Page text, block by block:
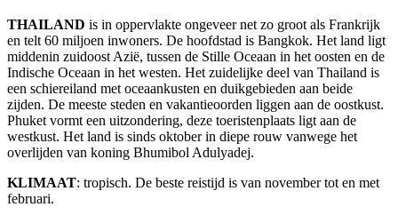
THAILAND is in oppervlakte ongeveer net zo groot als Frankrijk
en telt 60 miljoen inwoners. De hoofdstad is Bangkok. Het land ligt
middenin zuidoost Azië, tussen de Stille Oceaan in het oosten en de
Indische Oceaan in het westen. Het zuidelijke deel van Thailand is
een schiereiland met oceaankusten en duikgebieden aan beide
zijden. De meeste steden en vakantieoorden liggen aan de oostkust.
Phuket vormt een uitzondering, deze toeristenplaats ligt aan de
westkust. Het land is sinds oktober in diepe rouw vanwege het
overlijden van koning Bhumibol Adulyadej.
KLIMAAT: tropisch. De beste reistijd is van november tot en met
februari.